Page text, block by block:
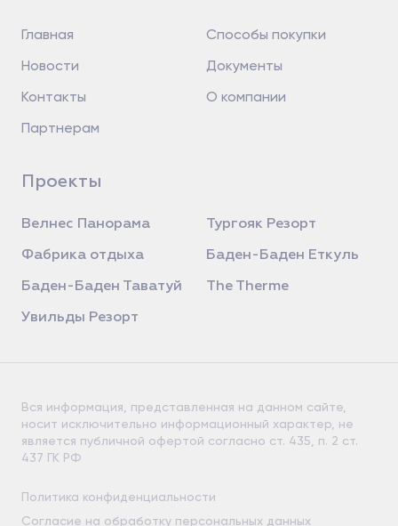
Главная
Способы покупки
Новости
Документы
Контакты
О компании
Партнерам
Проекты
Велнес Панорама Тургояк Резорт
Фабрика отдыха Баден-Баден Еткуль
Баден-Баден Таватуй The Therme
Увильды Резорт
Вся информация, представленная на данном сайте,
носит исключительно информационный характер, не
является публичной офертой согласно ст. 435, п. 2 ст.
437 ГК РФ
Политика конфиденциальности
Согласие на обработку персональных данных